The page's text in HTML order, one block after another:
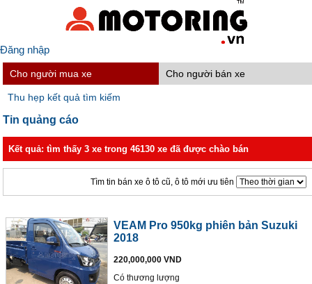
Đăng nhập
Cho người mua xe Cho người bán xe
Thu hẹp kết quả tìm kiếm
Tin quảng cáo
Kết quả: tìm thấy 3 xe trong 46130 xe đã được chào bán
Tìm tin bán xe ô tô cũ, ô tô mới ưu tiên
VEAM Pro 950kg phiên bản Suzuki
2018
220,000,000 VND
Có thương lượng